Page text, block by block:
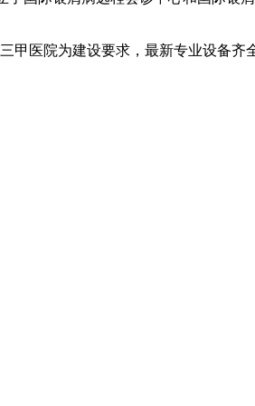
甲医院为建设要求，最新专业设备齐